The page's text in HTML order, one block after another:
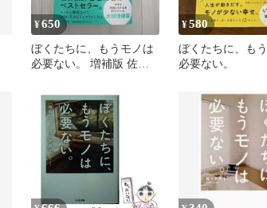
¥650
ぼくたちに、もうモノは
必要ない。 増補版 佐々
¥580
ぼくたちに、も
必要ない。